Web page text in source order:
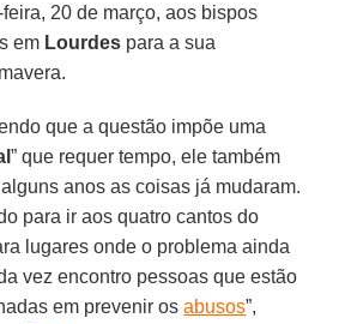
20 de março, aos bispos
em Lourdes para a sua
que a questão impõe uma
” que requer tempo, ele também
anos as coisas já mudaram.
para ir aos quatro cantos do
lugares onde o problema ainda
vez encontro pessoas que estão
em prevenir osabusos”,